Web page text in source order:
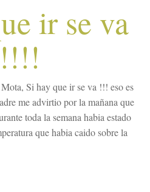
ir se va
Si hay que ir se va !!! eso es
me advirtio por la mañana que
toda la semana habia estado
que habia caido sobre la